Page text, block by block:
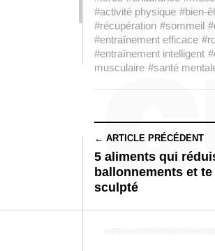
#activité physique #bien-
#récupération #sommeil
#entraînement efficace
#entraînement intelligent
musculaire #santé
← ARTICLE PRÉCÉDENT
5 aliments qui
ballonnements et
sculpté